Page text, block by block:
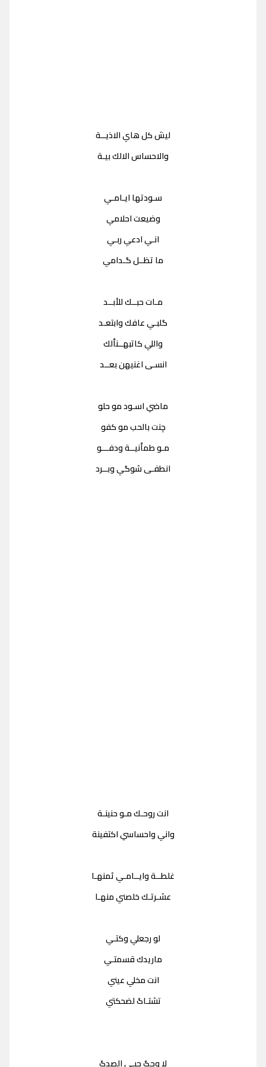
ليش كل هاي الاذيــة
والاحساس الالك بيـة
سـودتها ايـامـي
وضيعت احلامي
انـي ادعي ربـي
ما تظــل گـدامي
مـات حبــك للأبــد
گلبـي عافك وابتعـد
واللي كاتبهــنألك
انسـى اغنيهن بعــد
ماضي اسـود مو حلو
چنت بالحب مو كفو
مـو طمأنيــة ودفـــو
انطفـى شوگي وبــرد
انت روحـك مـو حنينـة
واني واحساسي اكتفينة
غلطــة وايــامـي ثمنهـا
عشـرتـك خلصني منهـا
لو رجعلي وكتـي
ماريدك قسمتـي
انت مخلي عيني
تشتـاگ لضحكتي
لا وحگ حبـي الصدگ